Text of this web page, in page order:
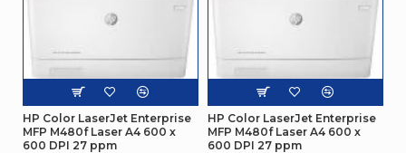
(arrêt)
Autres caractéristiques
Famille de produit Smart Tank
HP Color LaserJet Enterprise
MFP M480f Laser A4 600 x
600 DPI 27 ppm
HP Color LaserJet Enterprise
MFP M480f Laser A4 600 x
600 DPI 27 ppm